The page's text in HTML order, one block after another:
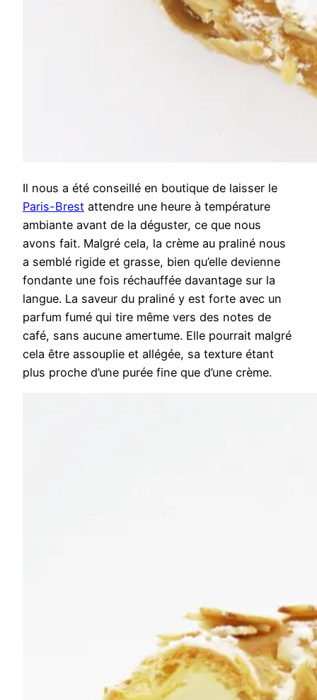
Il nous a été conseillé en boutique de laisser le
Paris-Brest attendre une heure à température
ambiante avant de la déguster, ce que nous
avons fait. Malgré cela, la crème au praliné nous
a semblé rigide et grasse, bien qu’elle devienne
fondante une fois réchauffée davantage sur la
langue. La saveur du praliné y est forte avec un
parfum fumé qui tire même vers des notes de
café, sans aucune amertume. Elle pourrait malgré
cela être assouplie et allégée, sa texture étant
plus proche d’une purée fine que d’une crème.